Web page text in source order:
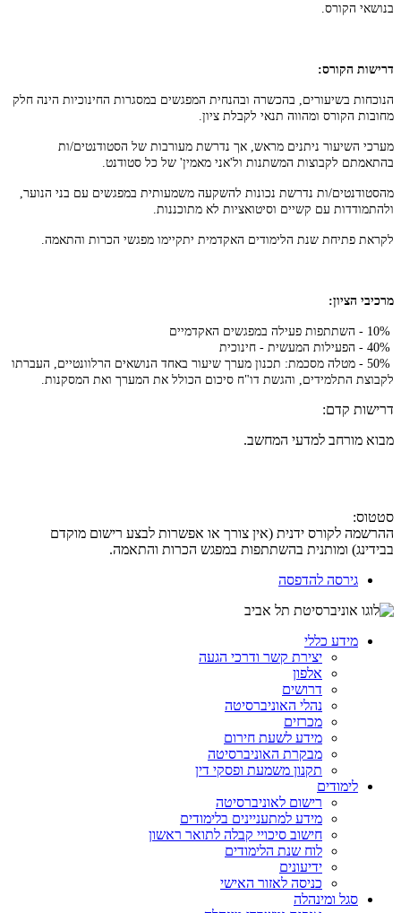
בנושאי הקורס.
דרישות הקורס:
הנוכחות בשיעורים, בהכשרה ובהנחית המפגשים במסגרות החינוכיות הינה חלק
מחובות הקורס ומהווה תנאי לקבלת ציון
מערכי השיעור ניתנים מראש, אך נדרשת מעורבות של הסטודנטים/ות
בהתאמתם לקבוצות המשתנות ול'אני מאמין' של כל סטודנט
מהסטודנטים/ות נדרשת נכונות להשקעה משמעותית במפגשים עם בני הנוער,
ולהתמודדות עם קשיים וסיטואציות לא מתוכננות.
לקראת פתיחת שנת הלימודים האקדמית יתקיימו מפגשי הכרות והתאמה
מרכיבי הציון:
10% - השתתפות פעילה במפגשים האקדמיים
40% - הפעילות המעשית - חינוכית
50% - מטלה מסכמת: תכנון מערך שיעור באחד הנושאים הרלוונטיים, העברתו
לקבוצת התלמידים, והגשת דו"ח סיכום הכולל את המערך ואת המסקנות
דרישות קדם:
מבוא מורחב למדעי המחשב.
סטטוס:
ההרשמה לקורס ידנית (אין צורך או אפשרות לבצע רישום מוקדם
בבידינג) ומותנית בהשתתפות במפגש הכרות והתאמה.
גירסה להדפסה
מידע כללי
יצירת קשר ודרכי הגעה
אלפון
דרושים
נהלי האוניברסיטה
מכרזים
מידע לשעת חירום
מבקרת האוניברסיטה
תקנון משמעת ופסקי דין
לימודים
רישום לאוניברסיטה
מידע למתעניינים בלימודים
חישוב סיכויי קבלה לתואר ראשון
לוח שנת הלימודים
ידיעונים
כניסה לאזור האישי
סגל ומינהלה